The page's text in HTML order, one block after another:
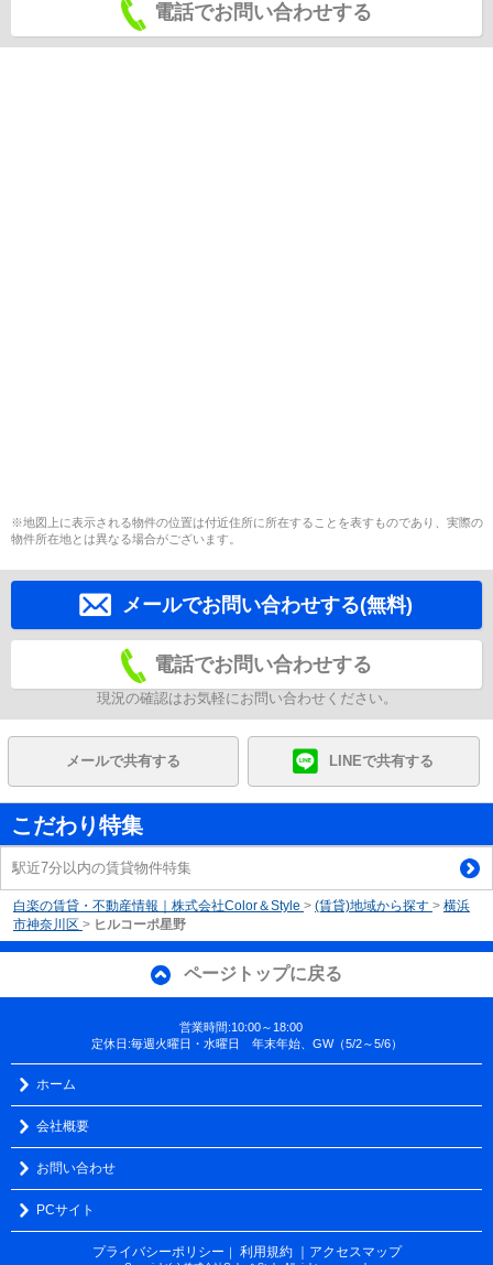
電話でお問い合わせする
※地図上に表示される物件の位置は付近住所に所在することを表すものであり、実際の
物件所在地とは異なる場合がございます。
メールでお問い合わせする(無料)
電話でお問い合わせする
現況の確認はお気軽にお問い合わせください。
メールで共有する LINEで共有する
こだわり特集
駅近7分以内の賃貸物件特集
白楽の賃貸・不動産情報｜株式会社Color＆Style > (賃貸)地域から探す > 横浜
市神奈川区 > ヒルコーポ星野
ページトップに戻る
営業時間:10:00～18:00
定休日:毎週火曜日・水曜日 年末年始、GW（5/2～5/6）
ホーム
会社概要
お問い合わせ
PCサイト
プライバシーポリシー 利用規約 ｜アクセスマップ